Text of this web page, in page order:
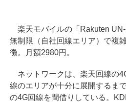
楽天モバイルの「Rakuten
無制限（自社回線エリア）で複
徴。月額2980円。
ネットワークは、楽天回線の
線のエリアが十分に展開するま
の4G回線を間借りしている。